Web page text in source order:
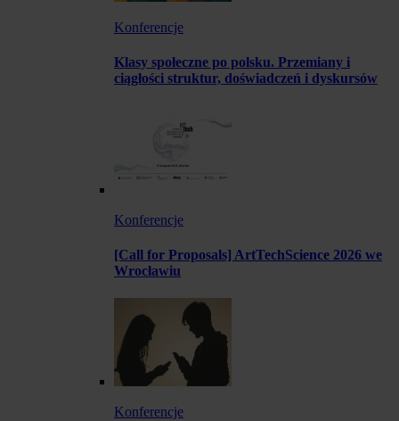
Konferencje
Klasy społeczne po polsku. Przemiany i
ciągłości struktur, doświadczeń i dyskursów
Konferencje
[Call for Proposals] ArtTechScience 2026 we
Wrocławiu
Konferencje